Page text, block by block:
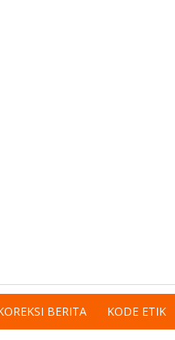
BERITA KODE ETIK